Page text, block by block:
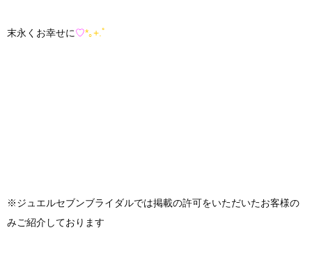
末永くお幸せに♡*｡+.ﾟ
※ジュエルセブンブライダルでは掲載の許可をいただいたお客様の
みご紹介しております